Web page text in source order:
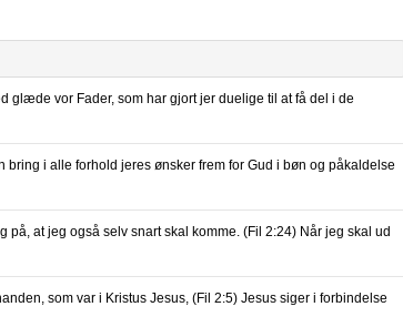
glæde vor Fader, som har gjort jer duelige til at få del i de
i alle forhold jeres ønsker frem for Gud i bøn og påkaldelse
på, at jeg også selv snart skal komme. (Fil 2:24) Når jeg skal ud
som var i Kristus Jesus, (Fil 2:5) Jesus siger i forbindelse